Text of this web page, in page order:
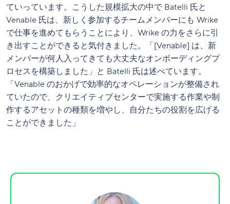
ていっています。こうした規模拡大の中で Batelli 氏と
Venable 氏は、新しく参加するチームメンバーにも Wrike
で仕事を進めてもらうことにより、Wrike の力をさらに引
き出すことができると気付きました。「[Venable] は、新
メンバーが何人入ってきても大丈夫なオンボーディングプ
ロセスを構築しました」と Batelli 氏は述べています。
「Venable のおかげで効率的なオペレーションが整備され
ていたので、クリエイティブセンターで実施する作業や制
作するアセットの種類を増やし、自分たちの役割を広げる
ことができました」